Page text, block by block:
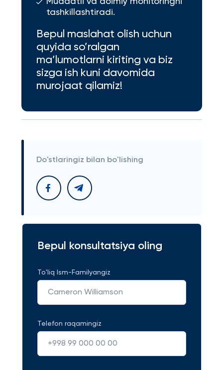
tashkillashtiradi.
Bepul maslahat olish uchun
quyida so’ralgan
ma’lumotlarni kiriting va biz
sizga ish kuni davomida
murojaat qilamiz!
Do'stlaringiz bilan bo'lishing
Bepul konsultatsiya oling
To'liq Ism-Familyangiz
Telefon raqamingiz